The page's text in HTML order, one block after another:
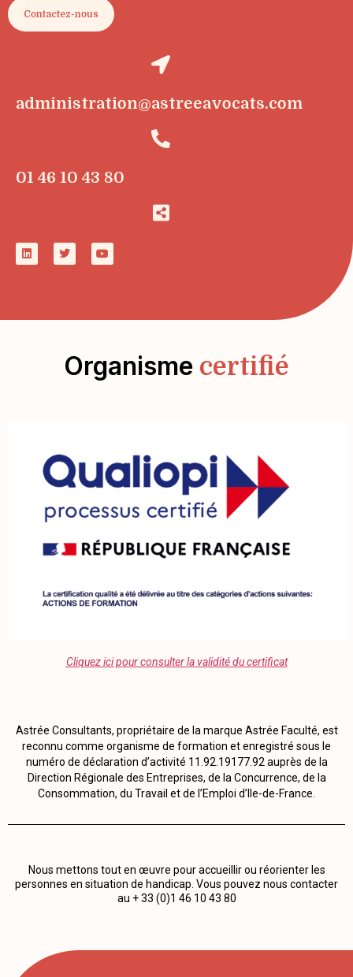
Contactez-nous
administration@astreeavocats.com
01 46 10 43 80
Organisme certifié
Cliquez ici pour consulter la validité du certificat
Astrée Consultants, propriétaire de la marque Astrée Faculté, est
reconnu comme organisme de formation et enregistré sous le
numéro de déclaration d’activité 11.92.19177.92 auprès de la
Direction Régionale des Entreprises, de la Concurrence, de la
Consommation, du Travail et de l’Emploi d’Ile-de-France.
Nous mettons tout en œuvre pour accueillir ou réorienter les
personnes en situation de handicap. Vous pouvez nous contacter
au + 33 (0)1 46 10 43 80